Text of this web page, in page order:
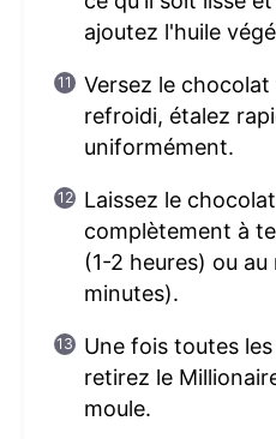
ajoutez l'huile
Versez le
refroidi, étalez
uniformément.
Laissez le
complètement à
(1-2 heures) ou
minutes).
Une fois toutes
retirez le
moule.